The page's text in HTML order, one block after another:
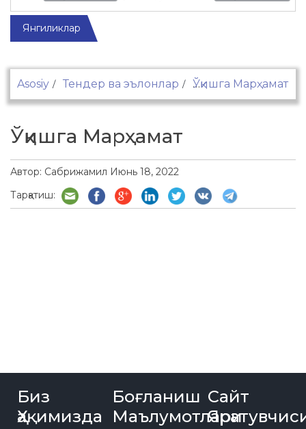
Янгиликлар
Asosiy Тендер ва эълонлар Ўқишга Марҳамат
Ўқишга Марҳамат
Автор: Сабрижамил Июнь 18, 2022
Тарқатиш:
Биз
Ҳақимизда
Боғланиш
Маълумотлари
Сайт